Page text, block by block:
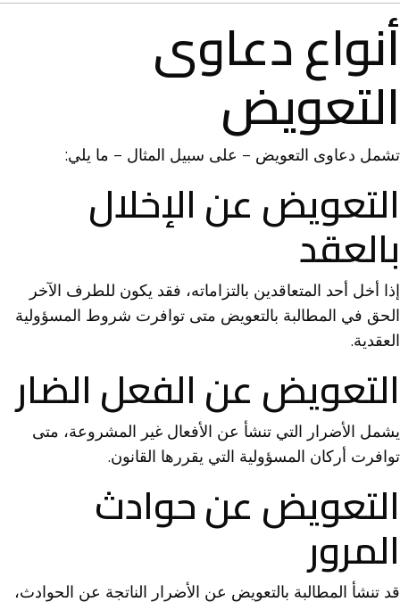
أنواع دعاوى
التعويض
تشمل دعاوى التعويض – على سبيل المثال – ما يلي:
التعويض عن الإخلال
بالعقد
إذا أخل أحد المتعاقدين بالتزاماته، فقد يكون للطرف الآخر
الحق في المطالبة بالتعويض متى توافرت شروط المسؤولية
العقدية.
التعويض عن الفعل الضار
يشمل الأضرار التي تنشأ عن الأفعال غير المشروعة، متى
توافرت أركان المسؤولية التي يقررها القانون.
التعويض عن حوادث
المرور
قد تنشأ المطالبة بالتعويض عن الأضرار الناتجة عن الحوادث،